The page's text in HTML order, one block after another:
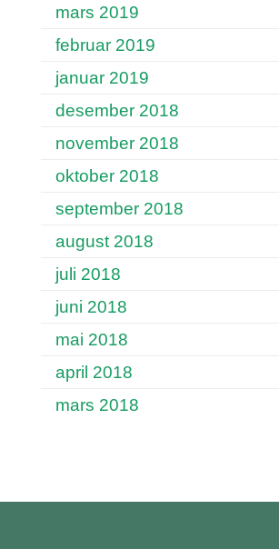
mars 2019
februar 2019
januar 2019
desember 2018
november 2018
oktober 2018
september 2018
august 2018
juli 2018
juni 2018
mai 2018
april 2018
mars 2018